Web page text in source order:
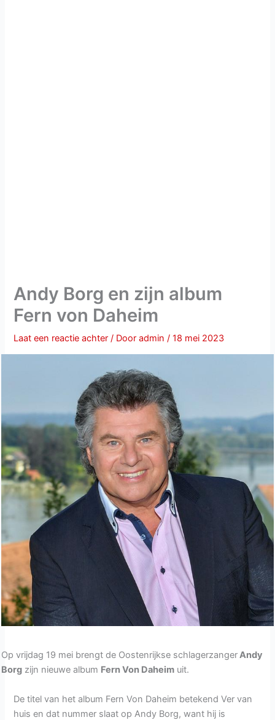
Andy Borg en zijn album
Fern von Daheim
Laat een reactie achter / Dooradmin/18 mei 2023
Op vrijdag 19 mei brengt de Oostenrijkse schlagerzangerAndy
Borg zijn nieuwe album Fern Von Daheim uit.
De titel van het album Fern Von Daheim betekend Ver van
huis en dat nummer slaat op Andy Borg, want hij is